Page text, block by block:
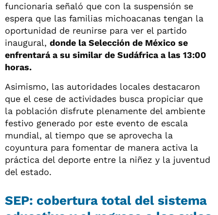
funcionaria señaló que con la suspensión se
espera que las familias michoacanas tengan la
oportunidad de reunirse para ver el partido
inaugural, donde la Selección de México se
enfrentará a su similar de Sudáfrica a las 13:00
horas.
Asimismo, las autoridades locales destacaron
que el cese de actividades busca propiciar que
la población disfrute plenamente del ambiente
festivo generado por este evento de escala
mundial, al tiempo que se aprovecha la
coyuntura para fomentar de manera activa la
práctica del deporte entre la niñez y la juventud
del estado.
SEP: cobertura total del sistema